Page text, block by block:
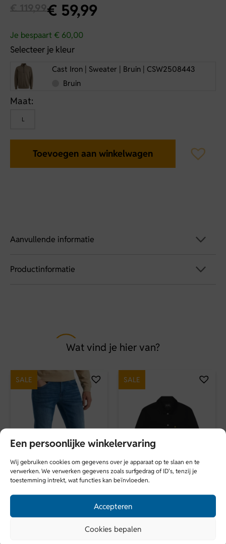
Een persoonlijke winkelervaring
Wij gebruiken cookies om gegevens over je apparaat op te slaan en te
verwerken. We verwerken gegevens zoals surfgedrag of ID's, tenzij je
toestemming intrekt, wat functies kan beïnvloeden.
Accepteren
Cookies bepalen
€ 59,99
Je bespaart € 60,00
Selecteer je kleur
Cast Iron | Sweater | Bruin | CSW2508443
Bruin
Maat:
L
Toevoegen aan winkelwagen
Aanvullende informatie
Artikelnummer
Merk
Seizoen
HW2526
Kleur
Bruin
Productinformatie
Wat vind je hier van?
SALE
Lyle & Scott
SALE